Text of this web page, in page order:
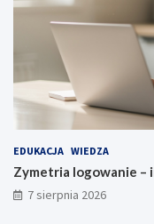
EDUKACJA WIEDZA
Zymetria logowanie –
7 sierpnia 2026